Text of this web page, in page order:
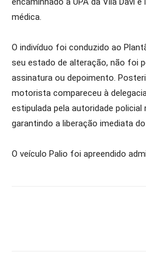
médica.
O indivíduo foi conduzido ao
seu estado de alteração, não foi
assinatura ou depoimento.
motorista compareceu à
estipulada pela autoridade policial
garantindo a liberação imediata
O veículo Palio foi apreendido